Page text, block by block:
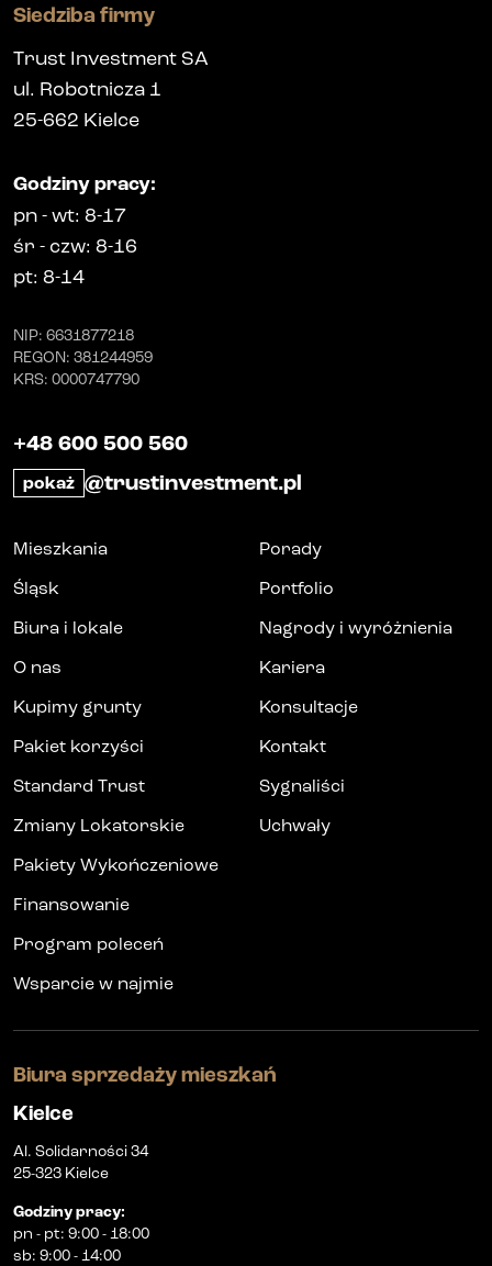
Siedziba firmy
Trust Investment SA
ul. Robotnicza 1
25-662 Kielce
Godziny pracy:
pn-wt: 8-17
śr - czw: 8-16
pt: 8-14
NIP: 6631877218
REGON: 381244959
KRS: 0000747790
+48 600 500 560
pokaż @trustinvestment.pl
Mieszkania
Śląsk
Biura i lokale
O nas
Kupimy grunty
Pakiet korzyści
Standard Trust
Zmiany Lokatorskie
Pakiety Wykończeniowe
Finansowanie
Program poleceń
Wsparcie w najmie
Porady
Portfolio
Nagrody i wyróżnienia
Kariera
Konsultacje
Kontakt
Sygnaliści
Uchwały
Biura sprzedaży mieszkań
Kielce
Al. Solidarności 34
25-323 Kielce
Godziny pracy:
pn - pt: 9:00 - 18:00
sb: 9:00 - 14:00